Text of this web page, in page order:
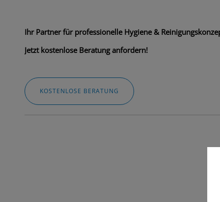
Ihr Partner für professionelle Hygiene &
Jetzt kostenlose Beratung anfordern!
KOSTENLOSE BERATUNG